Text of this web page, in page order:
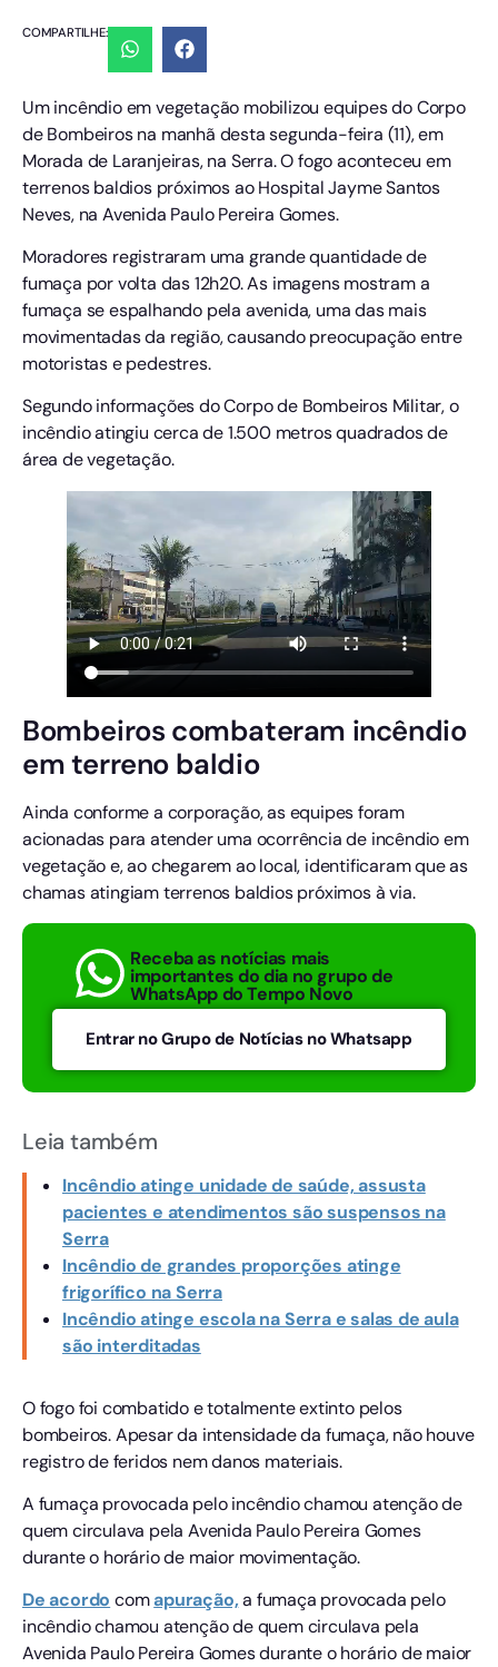
COMPARTILHE:
Um incêndio em vegetação mobilizou equipes do Corpo
de Bombeiros na manhã desta segunda-feira (11), em
Morada de Laranjeiras, na Serra. O fogo aconteceu em
terrenos baldios próximos ao Hospital Jayme Santos
Neves, na Avenida Paulo Pereira Gomes.
Moradores registraram uma grande quantidade de
fumaça por volta das 12h20. As imagens mostram a
fumaça se espalhando pela avenida, uma das mais
movimentadas da região, causando preocupação entre
motoristas e pedestres.
Segundo informações do Corpo de Bombeiros Militar, o
incêndio atingiu cerca de 1.500 metros quadrados de
área de vegetação.
Bombeiros combateram incêndio
em terreno baldio
Ainda conforme a corporação, as equipes foram
acionadas para atender uma ocorrência de incêndio em
vegetação e, ao chegarem ao local, identificaram que as
chamas atingiam terrenos baldios próximos à via.
Receba as notícias mais
importantes do dia no grupo de
WhatsApp do Tempo Novo
Entrar no Grupo de Notícias no Whatsapp
Leia também
Incêndio atinge unidade de saúde, assusta
pacientes e atendimentos são suspensos na
Serra
Incêndio de grandes proporções atinge
frigorífico na Serra
Incêndio atinge escola na Serra e salas de aula
são interditadas
O fogo foi combatido e totalmente extinto pelos
bombeiros. Apesar da intensidade da fumaça, não houve
registro de feridos nem danos materiais.
A fumaça provocada pelo incêndio chamou atenção de
quem circulava pela Avenida Paulo Pereira Gomes
durante o horário de maior movimentação.
De acordo comapuração,a fumaça provocada pelo
incêndio chamou atenção de quem circulava pela
Avenida Paulo Pereira Gomes durante o horário de maior